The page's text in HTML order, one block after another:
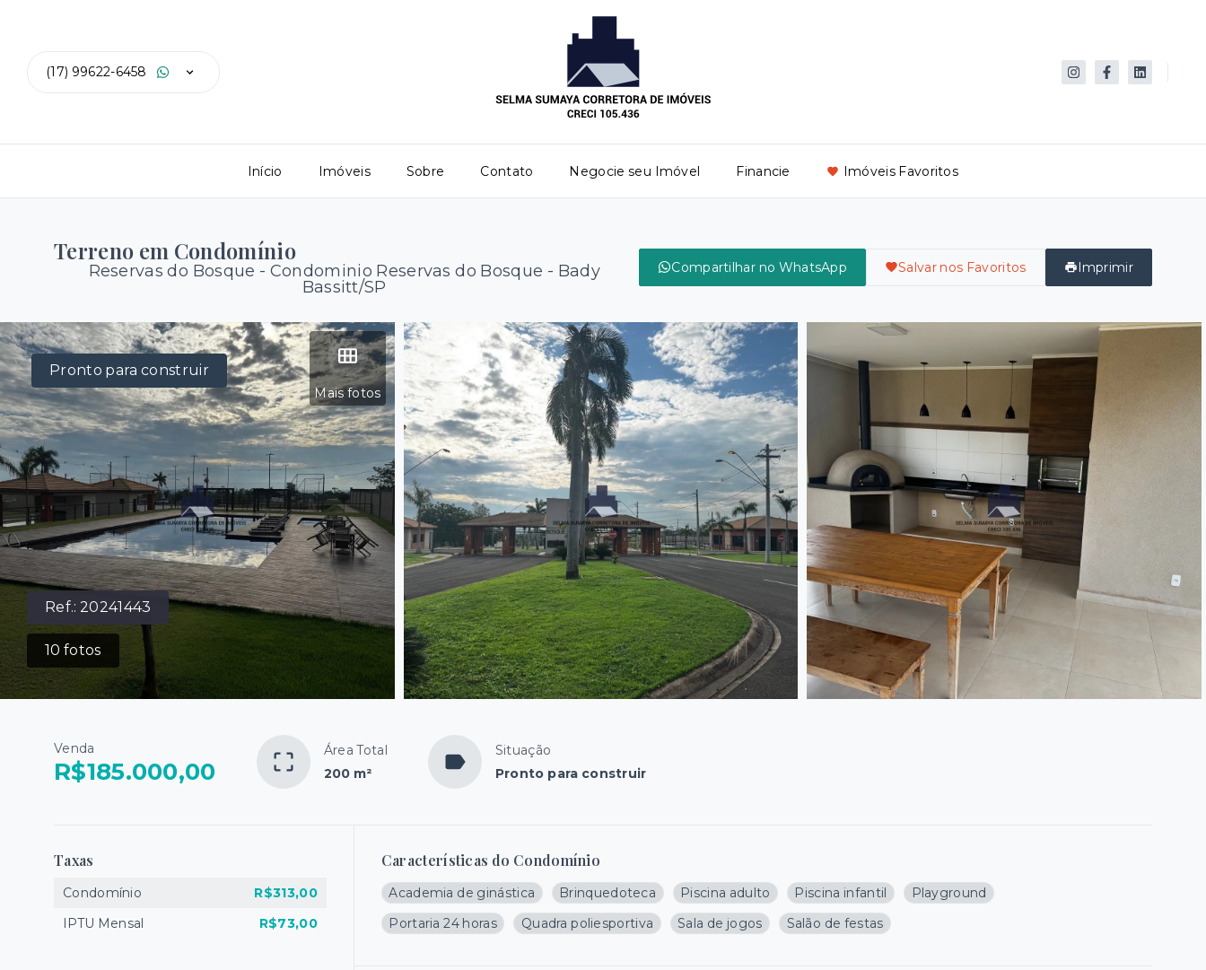
(17) 99622-6458
Início Imóveis Sobre Contato Negocie seu Imóvel Financie Imóveis Favoritos
Terreno em Condomínio
Reservas do Bosque - Condominio Reservas do Bosque - Bady
Bassitt/SP
Compartilhar no WhatsApp Salvar nos Favoritos Imprimir
Ref.:20241443
10 fotos
Mais fotos
Pronto para construir
Venda
R$185.000,00
Área Total
200 m²
Situação
Pronto para construir
Características do Condomínio
Academia de ginástica Brinquedoteca Piscina adulto Piscina infantil
Playground
Portaria 24 horas
Quadra poliesportiva Sala de jogos Salão de festas
Taxas
Condomínio
R$313,00
IPTU Mensal
R$73,00